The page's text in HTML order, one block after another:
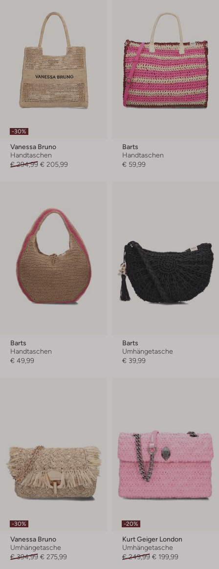
-30%
Vanessa Bruno
Handtaschen
€ 294,99 € 205,99
Barts
Handtaschen
€ 59,99
Barts
Handtaschen
€ 49,99
Barts
Umhängetasche
€ 39,99
-30%
Vanessa Bruno
Umhängetasche
€ 394,99 € 275,99
-20%
Kurt Geiger London
Umhängetasche
€ 249,99 € 199,99